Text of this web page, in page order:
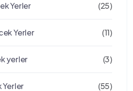
Yerler (25)
Yerler (11)
yerler (3)
Yerler (55)